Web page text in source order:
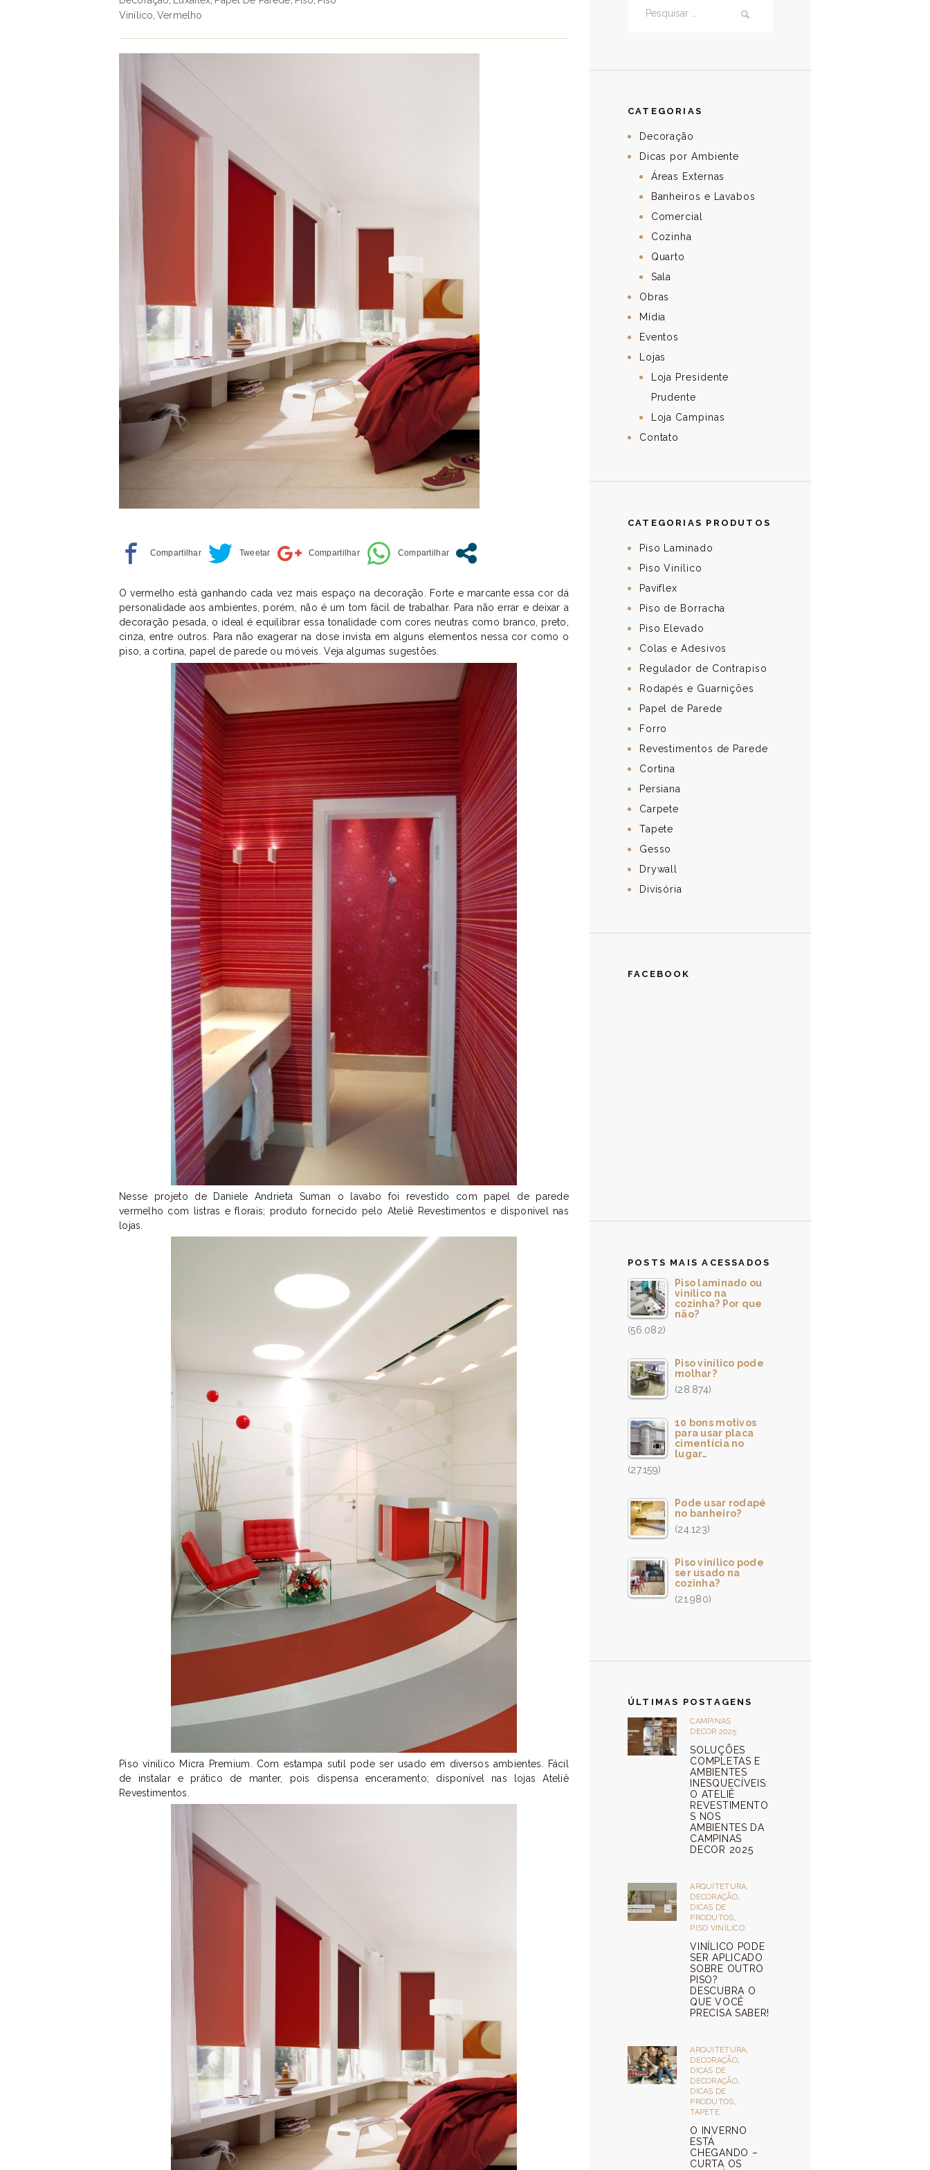
Vinílico, Vermelho
O vermelho está ganhando cada vez mais espaço na decoração. Forte e marcante essa cor dá
personalidade aos ambientes, porém, não é um tom fácil de trabalhar. Para não errar e deixar a
decoração pesada, o ideal é equilibrar essa tonalidade com cores neutras como branco, preto,
cinza, entre outros. Para não exagerar na dose invista em alguns elementos nessa cor como o
piso, a cortina, papel de parede ou móveis. Veja algumas sugestões.
Nesse projeto de Daniele Andrieta Suman o lavabo foi revestido com papel de parede
vermelho com listras e florais; produto fornecido pelo Ateliê Revestimentos e disponível nas
lojas.
Piso vínilico Micra Premium. Com estampa sutil pode ser usado em diversos ambientes. Fácil
de instalar e prático de manter, pois dispensa enceramento; disponível nas lojas Ateliê
Revestimentos.
CATEGORIAS
Decoração
Dicas por Ambiente
Áreas Externas
Banheiros e Lavabos
Comercial
Cozinha
Quarto
Sala
Obras
Mídia
Eventos
Lojas
Loja Presidente
Prudente
Loja Campinas
Contato
CATEGORIAS PRODUTOS
Piso Laminado
Piso Vinílico
Paviflex
Piso de Borracha
Piso Elevado
Colas e Adesivos
Regulador de Contrapiso
Rodapés e Guarnições
Papel de Parede
Forro
Revestimentos de Parede
Cortina
Persiana
Carpete
Tapete
Gesso
Drywall
Divisória
FACEBOOK
POSTS MAIS ACESSADOS
Piso laminado ou
vinílico na
cozinha? Por que
não?
(56.082)
Piso vinílico pode
molhar?
(28.874)
10 bons motivos
para usar placa
cimentícia no
lugar…
(27.159)
Pode usar rodapé
no banheiro?
(24.123)
Piso vinílico pode
ser usado na
cozinha?
(21.980)
ÚLTIMAS POSTAGENS
CAMPINAS
DECOR 2025
SOLUÇÕES
COMPLETAS E
AMBIENTES
INESQUECÍVEIS:
O ATELIÊ
REVESTIMENTO
S NOS
AMBIENTES DA
CAMPINAS
DECOR 2025
ARQUITETURA,
DECORAÇÃO,
DICAS DE
PRODUTOS,
PISO VINÍLICO
VINÍLICO PODE
SER APLICADO
SOBRE OUTRO
PISO?
DESCUBRA O
QUE VOCÊ
PRECISA SABER!
ARQUITETURA,
DECORAÇÃO,
DICAS DE
DECORAÇÃO,
DICAS DE
PRODUTOS,
TAPETE
O INVERNO
ESTÁ
CHEGANDO –
CURTA OS